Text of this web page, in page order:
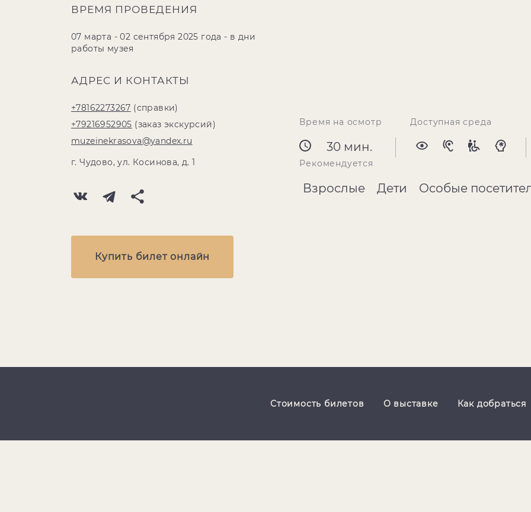
ВРЕМЯ ПРОВЕДЕНИЯ
07 марта - 02 сентября 2025 года - в дни
работы музея
АДРЕС И КОНТАКТЫ
+78162273267 (справки)
+79216952905 (заказ экскурсий)
muzeinekrasova@yandex.ru
г. Чудово, ул. Косинова, д. 1
Купить билет онлайн
Время на осмотр
30 мин.
Доступная среда
Рекомендуется
Взрослые Дети Особые
Стоимость билетов О выставке Как добраться